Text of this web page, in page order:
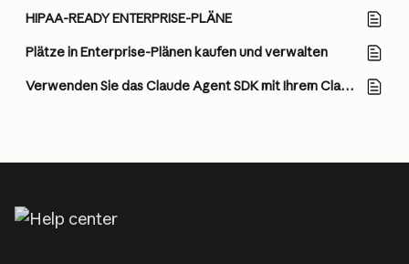
HIPAA-READY ENTERPRISE-PLÄNE
Plätze in Enterprise-Plänen kaufen und verwalten
Verwenden Sie das Claude Agent SDK mit Ihrem Claude-Plan